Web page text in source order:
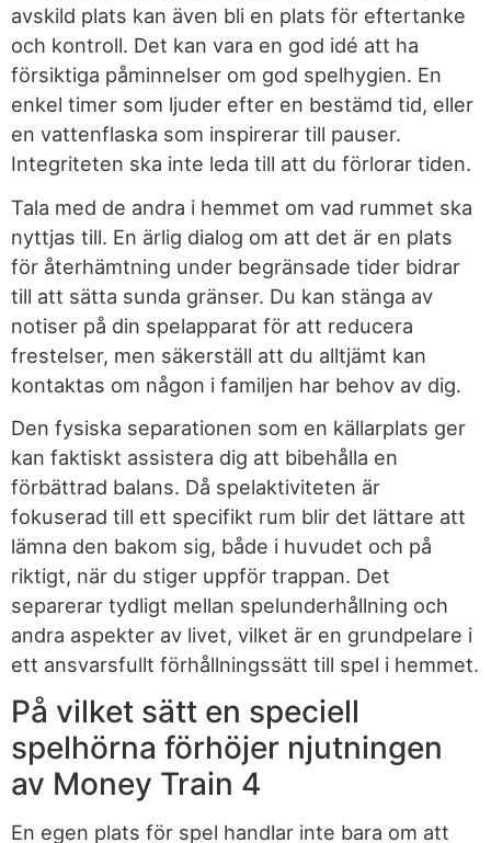
avskild plats kan även bli en plats för eftertanke
och kontroll. Det kan vara en god idé att ha
försiktiga påminnelser om god spelhygien. En
enkel timer som ljuder efter en bestämd tid, eller
en vattenflaska som inspirerar till pauser.
Integriteten ska inte leda till att du förlorar tiden.
Tala med de andra i hemmet om vad rummet ska
nyttjas till. En ärlig dialog om att det är en plats
för återhämtning under begränsade tider bidrar
till att sätta sunda gränser. Du kan stänga av
notiser på din spelapparat för att reducera
frestelser, men säkerställ att du alltjämt kan
kontaktas om någon i familjen har behov av dig.
Den fysiska separationen som en källarplats ger
kan faktiskt assistera dig att bibehålla en
förbättrad balans. Då spelaktiviteten är
fokuserad till ett specifikt rum blir det lättare att
lämna den bakom sig, både i huvudet och på
riktigt, när du stiger uppför trappan. Det
separerar tydligt mellan spelunderhållning och
andra aspekter av livet, vilket är en grundpelare i
ett ansvarsfullt förhållningssätt till spel i hemmet.
På vilket sätt en speciell
spelhörna förhöjer njutningen
av Money Train 4
En egen plats för spel handlar inte bara om att